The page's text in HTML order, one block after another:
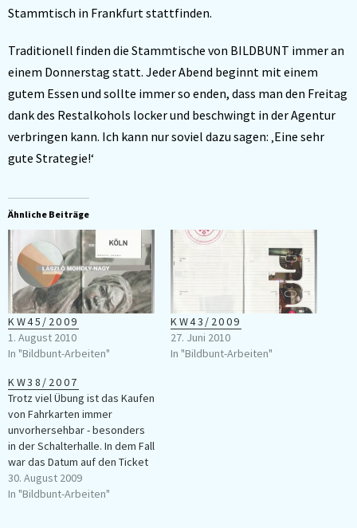
Stammtisch in Frankfurt stattfinden.
Traditionell finden die Stammtische von BILDBUNT immer an
einem Donnerstag statt. Jeder Abend beginnt mit einem
gutem Essen und sollte immer so enden, dass man den Freitag
dank des Restalkohols locker und beschwingt in der Agentur
verbringen kann. Ich kann nur soviel dazu sagen: ‚Eine sehr
gute Strategie!‘
Ähnliche Beiträge
KW45/2009
1. August 2010
In "Bildbunt-Arbeiten"
KW43/2009
27. Juni 2010
In "Bildbunt-Arbeiten"
KW38/2007
Trotz viel Übung ist das Kaufen
von Fahrkarten immer
unvorhersehbar - besonders
in der Schalterhalle. In dem Fall
war das Datum auf den Ticket
falsch und es musste kurz vor
der Abfahrt nach Hamburg neu
30. August 2009
In "Bildbunt-Arbeiten"